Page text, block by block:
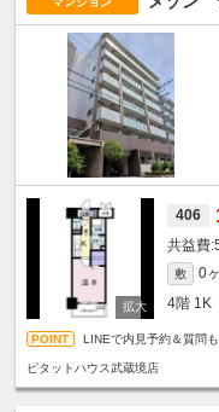
406
敷 0
4階 1K
LINEで内見予約＆質問
ピタットハウス武蔵境店